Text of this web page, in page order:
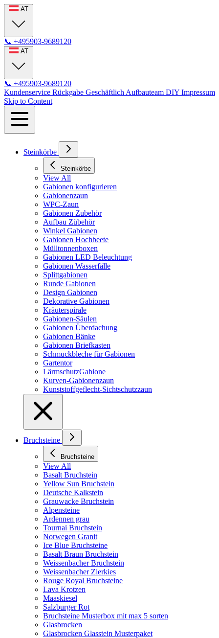
AT
📞 +495903-9689120
AT
📞 +495903-9689120
Kundenservice Rückgabe Geschäftlich Aufbauteam DIY Impressum
Skip to Content
Steinkörbe
Steinkörbe
View All
Gabionen konfigurieren
Gabionenzaun
WPC-Zaun
Gabionen Zubehör
Aufbau Zübehör
Winkel Gabionen
Gabionen Hochbeete
Mülltonnenboxen
Gabionen LED Beleuchtung
Gabionen Wasserfälle
Splittgabionen
Runde Gabionen
Design Gabionen
Dekorative Gabionen
Kräuterspirale
Gabionen-Säulen
Gabionen Überdachung
Gabionen Bänke
Gabionen Briefkasten
Schmuckbleche für Gabionen
Gartentor
LärmschutzGabione
Kurven-Gabionenzaun
Kunststoffgeflecht-Sichtschutzzaun
Bruchsteine
Bruchsteine
View All
Basalt Bruchstein
Yellow Sun Bruchstein
Deutsche Kalkstein
Grauwacke Bruchstein
Alpensteine
Ardennen grau
Tournai Bruchstein
Norwegen Granit
Ice Blue Bruchsteine
Basalt Braun Bruchstein
Weissenbacher Bruchstein
Weissenbacher Zierkies
Rouge Royal Bruchsteine
Lava Krotzen
Maaskiesel
Salzburger Rot
Bruchsteine Musterbox mit max 5 sorten
Glasbrocken
Glasbrocken Glasstein Musterpaket